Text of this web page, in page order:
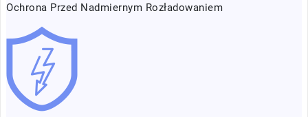
Ochrona Przed Nadmiernym Rozładowaniem